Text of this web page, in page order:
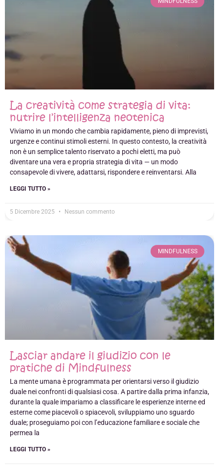
La creatività come strategia di vita:
nutrire l’intelligenza neotenica
Viviamo in un mondo che cambia rapidamente, pieno di imprevisti,
urgenze e continui stimoli esterni. In questo contesto, la creatività
non è un semplice talento riservato a pochi eletti, ma può
diventare una vera e propria strategia di vita — un modo
consapevole di vivere, adattarsi, rispondere e reinventarsi. Alla
LEGGI TUTTO »
5 Dicembre 2025 Nessun commento
MINDFULNESS
Lasciar andare il giudizio con le
pratiche di Mindfulness
La mente umana è programmata per orientarsi verso il giudizio
duale nei confronti di qualsiasi cosa. A partire dalla prima infanzia,
durante la quale impariamo a classificare le esperienze interne ed
esterne come piacevoli o spiacevoli, sviluppiamo uno sguardo
duale; proseguiamo poi con l’educazione familiare e sociale che
permea la
LEGGI TUTTO »